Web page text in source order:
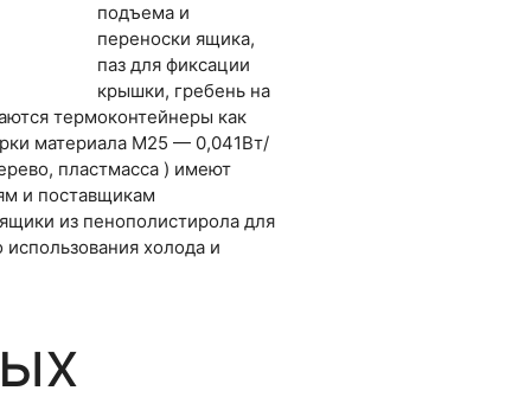
подъема и
переноски ящика,
паз для фиксации
крышки, гребень на
термоконтейнеры как
материала М25 — 0,041Вт/
пластмасса ) имеют
и поставщикам
из пенополистирола для
холода и